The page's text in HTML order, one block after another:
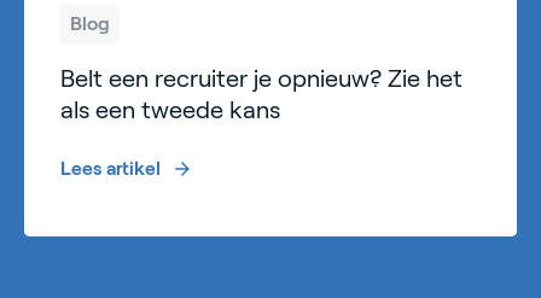
Blog
Belt een recruiter je opnieuw? Zie het
als een tweede kans
Lees artikel